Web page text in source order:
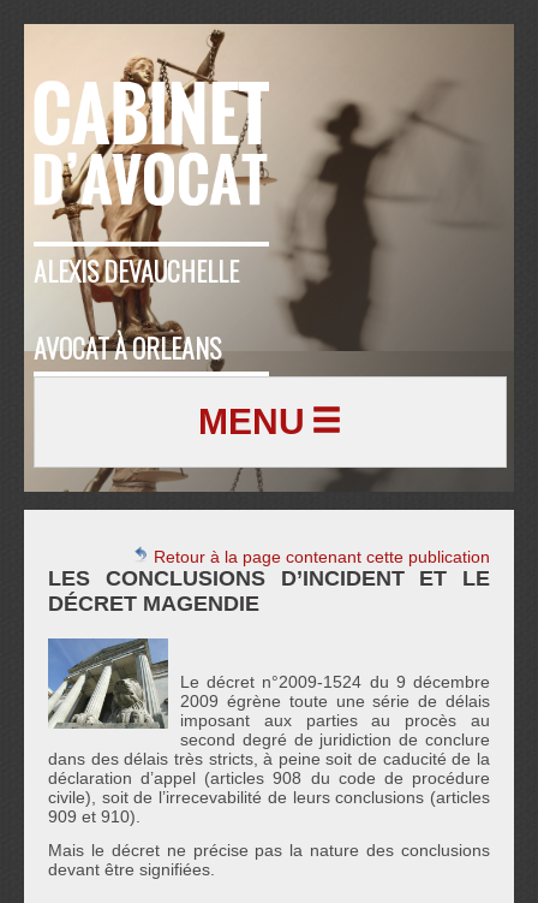
ALEXIS DEVAUCHELLE
AVOCAT À ORLEANS
MENU
Retour à la page contenant cette publication
LES CONCLUSIONS D’INCIDENT ET LE
DÉCRET MAGENDIE
Le décret n°2009-1524 du 9 décembre
2009 égrène toute une série de délais
imposant aux parties au procès au
second degré de juridiction de conclure
dans des délais très stricts, à peine soit de caducité de la
déclaration d’appel (articles 908 du code de procédure
civile) , soit de l’irrecevabilité de leurs conclusions (articles
909 et 910)
Mais le décret ne précise pas la nature des conclusions
devant être signifiées.